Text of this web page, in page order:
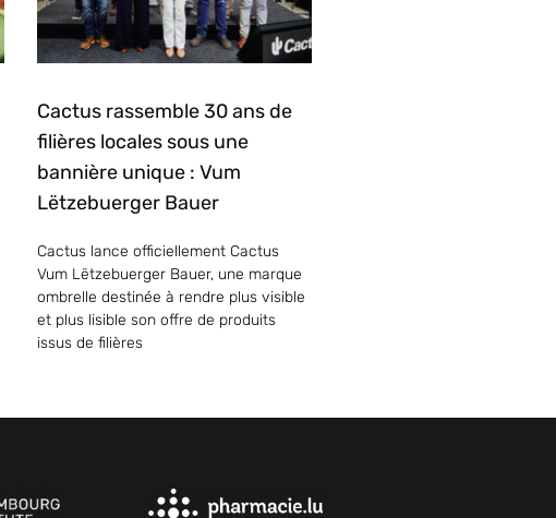
Cactus rassemble 30 ans de
filières locales sous une
bannière unique : Vum
Lëtzebuerger Bauer
Cactus lance officiellement Cactus
Vum Lëtzebuerger Bauer, une marque
ombrelle destinée à rendre plus visible
et plus lisible son offre de produits
issus de filières